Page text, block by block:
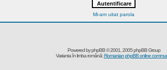
Mi-am uitat parola
Powered byphpBB© 2001, 2005 phpBB Group
Varianta în limba română:Romanian phpBB online